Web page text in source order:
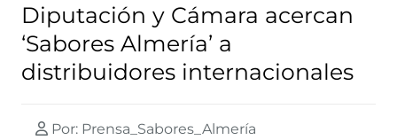
Diputación y Cámara acercan
‘Sabores Almería’ a
distribuidores internacionales
Por: Prensa_Sabores_Almería